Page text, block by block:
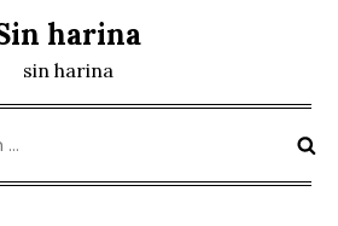
harina
sin harina